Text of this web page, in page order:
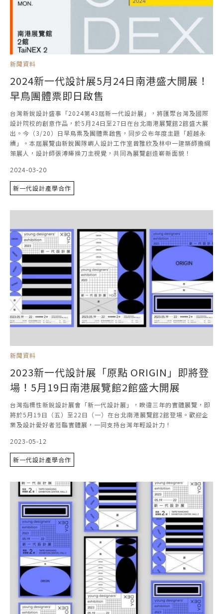
新聞資料
2024新一代設計展5月24日南港盛大開展！
早鳥團體票即日啟售
台灣新銳設計盛事「2024第43屆新一代設計展」，將匯聚台灣及國際
設計院校的創意作品，於5月24日至27日在台北南港展覽館2館盛大展
出。今（3/20）日早鳥票及團體票啟售，同步公布年度主題「超越永
續」。本屆展覽由新銳團隊嶼人設計工作室曾雅欣及林中一建築師擔綱
策展人，設計師張溥輝操刀主視覺，共同為展覽創造嶄新面貌！
2024-03-20
新一代設計產學合作
新聞資料
2023新一代設計展「原點 ORIGIN」即將登
場！5月19日南港展覽館2館盛大開展
台灣指標性新銳設計展會「新一代設計展」，睽違三年的實體展覽，即
將於5月19日（五）至22日（一）在台北南港展覽館2館登場。歡迎企
業及設計愛好者蒞臨實體展，一同支持台灣年輕設計力！
2023-05-12
新一代設計產學合作